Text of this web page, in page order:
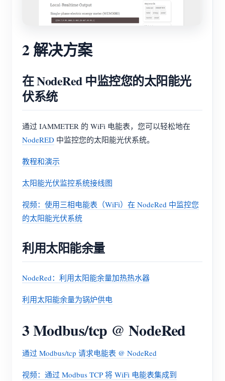
2 解决方案
在 NodeRed 中监控您的太阳能光
伏系统
通过 IAMMETER 的 WiFi 电能表，您可以轻松地在
NodeRED 中监控您的太阳能光伏系统。
教程和演示
太阳能光伏监控系统接线图
视频：使用三相电能表（WiFi）在 NodeRed 中监控您
的太阳能光伏系统
利用太阳能余量
NodeRed：利用太阳能余量加热热水器
利用太阳能余量为锅炉供电
3 Modbus/tcp @ NodeRed
通过 Modbus/tcp 请求电能表 @ NodeRed
视频：通过 Modbus TCP 将 WiFi 电能表集成到